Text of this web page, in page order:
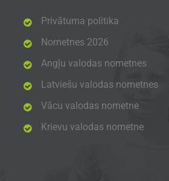
Privātuma politika
Nometnes 2026
Angļu valodas nometnes
Latviešu valodas nometnes
Vācu valodas nometne
Krievu valodas nometne